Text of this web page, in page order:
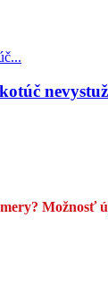
Možnosť